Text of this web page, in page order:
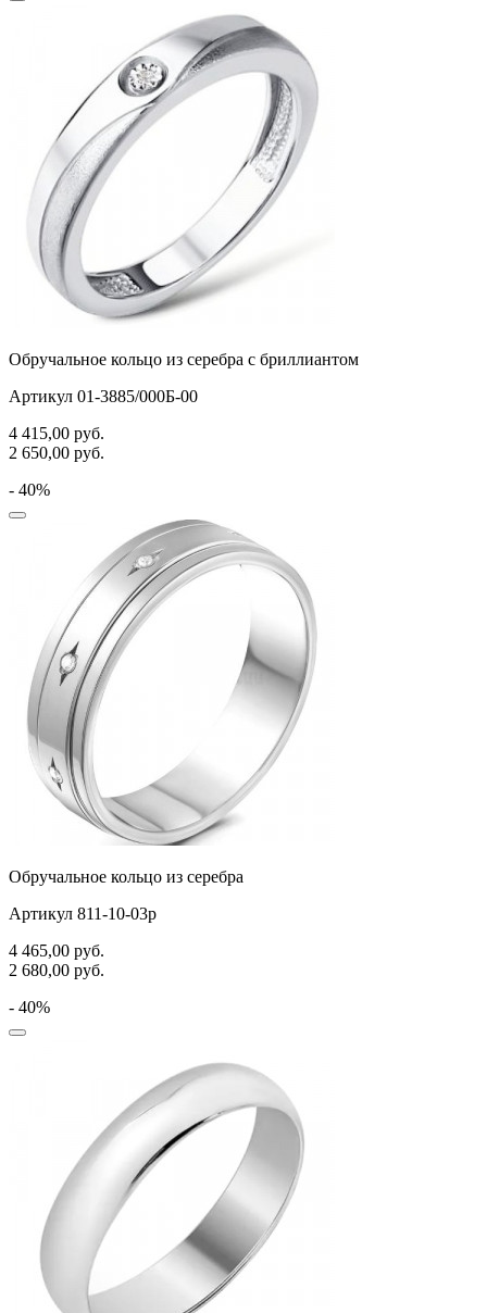
Обручальное кольцо из серебра с бриллиантом
Артикул 01-3885/000Б-00
4 415,00 руб.
2 650,00 руб.
- 40%
Обручальное кольцо из серебра
Артикул 811-10-03р
4 465,00 руб.
2 680,00 руб.
- 40%